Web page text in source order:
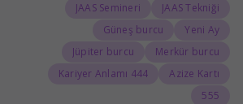
JAAS Tekniği
JAAS Semineri
Yeni Ay
Güneş burcu
Merkür burcu
Jüpiter burcu
Azize Kartı
444 Kariyer Anlamı
555